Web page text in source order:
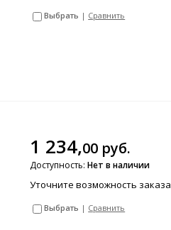
Выбрать | Сравнить
1 234,00 руб.
Доступность:Нет в наличии
Уточните возможность заказа
Выбрать | Сравнить